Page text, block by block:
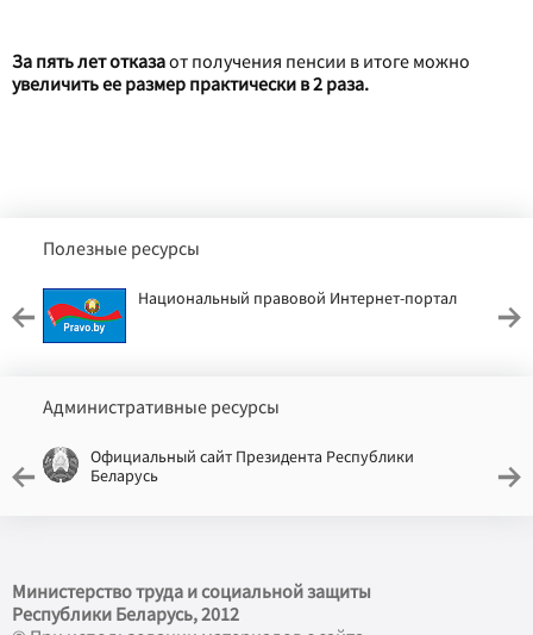
За пять лет отказаот получения пенсии в итоге можно
увеличить ее размер практически в 2 раза.
Полезные ресурсы
Национальный правовой Интернет-портал
Административные ресурсы
Официальный сайт Президента Республики
Беларусь
Министерство труда и социальной защиты
Республики Беларусь, 2012